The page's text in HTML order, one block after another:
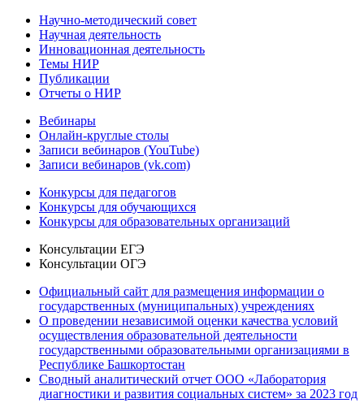
Научно-методический совет
Научная деятельность
Инновационная деятельность
Темы НИР
Публикации
Отчеты о НИР
Вебинары
Онлайн-круглые столы
Записи вебинаров (YouTube)
Записи вебинаров (vk.com)
Конкурсы для педагогов
Конкурсы для обучающихся
Конкурсы для образовательных организаций
Консультации ЕГЭ
Консультации ОГЭ
Официальный сайт для размещения информации о
государственных (муниципальных) учреждениях
О проведении независимой оценки качества условий
осуществления образовательной деятельности
государственными образовательными организациями в
Республике Башкортостан
Сводный аналитический отчет ООО «Лаборатория
диагностики и развития социальных систем» за 2023 год